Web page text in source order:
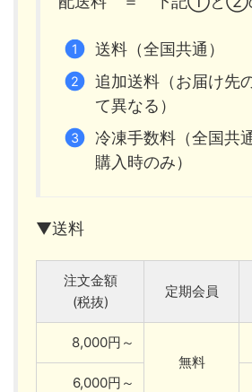
送料（全国共通）
追加送料（お届け先
て異なる）
冷凍手数料（全国共
購入時のみ）
▼送料
注文金額
(税抜)
定期会員
8,000円～
無料
6,000円～